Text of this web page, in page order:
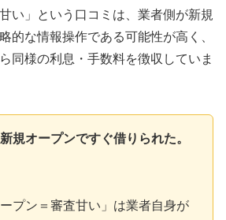
い」という口コミは、業者側が新規
的な情報操作である可能性が高く、
同様の利息・手数料を徴収していま
規オープンですぐ借りられた。
ープン＝審査甘い」は業者自身が